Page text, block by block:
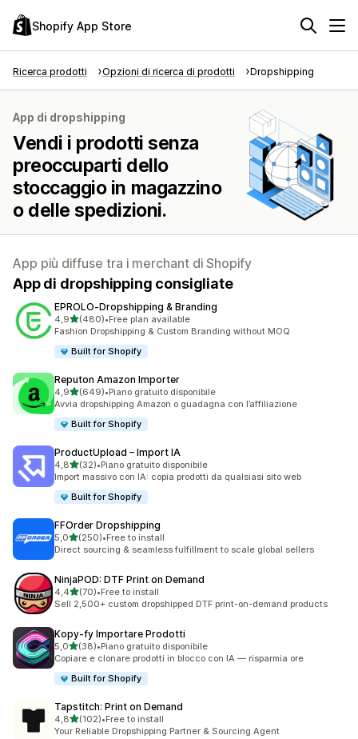
Shopify App Store
Ricerca prodotti Opzioni di ricerca di prodotti Dropshipping
App di dropshipping
Vendi i prodotti senza
preoccuparti dello
stoccaggio in magazzino
o delle spedizioni.
App più diffuse tra i merchant di Shopify
App di dropshipping consigliate
EPROLO‑Dropshipping & Branding
4,9stelle su 5
(480)
480 recensioni totali
•Free plan available
Fashion Dropshipping & Custom Branding without MOQ
Built for Shopify
Reputon Amazon Importer
4,9stelle su 5
(649)
649 recensioni totali
•Piano gratuito disponibile
Avvia dropshipping Amazon o guadagna con l’affiliazione
Built for Shopify
ProductUpload – Import IA
4,8stelle su 5
(32)
32 recensioni totali
•Piano gratuito disponibile
Import massivo con IA: copia prodotti da qualsiasi sito web
Built for Shopify
FFOrder Dropshipping
5,0stelle su 5
(250)
250 recensioni totali
•Free to install
Direct sourcing & seamless fulfillment to scale global sellers
NinjaPOD: DTF Print on Demand
4,4stelle su 5
(70)
70 recensioni totali
•Free to install
Sell 2,500+ custom dropshipped DTF print-on-demand products
Kopy‑fy Importare Prodotti
5,0stelle su 5
(38)
38 recensioni totali
•Piano gratuito disponibile
Copiare e clonare prodotti in blocco con IA — risparmia ore
Built for Shopify
Tapstitch: Print on Demand
4,8stelle su 5
(102)
102 recensioni totali
•Free to install
Your Reliable Dropshipping Partner & Sourcing Agent